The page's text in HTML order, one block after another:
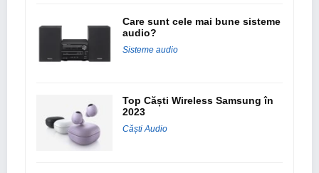
Care sunt cele mai bune sisteme
audio?
Sisteme audio
Top Căști Wireless Samsung în
2023
Căști Audio